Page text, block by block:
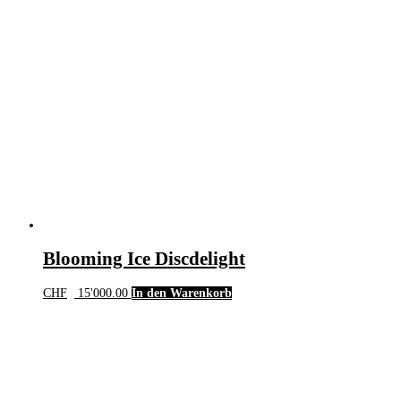
Blooming Ice Discdelight
CHF 15'000.00 In den Warenkorb